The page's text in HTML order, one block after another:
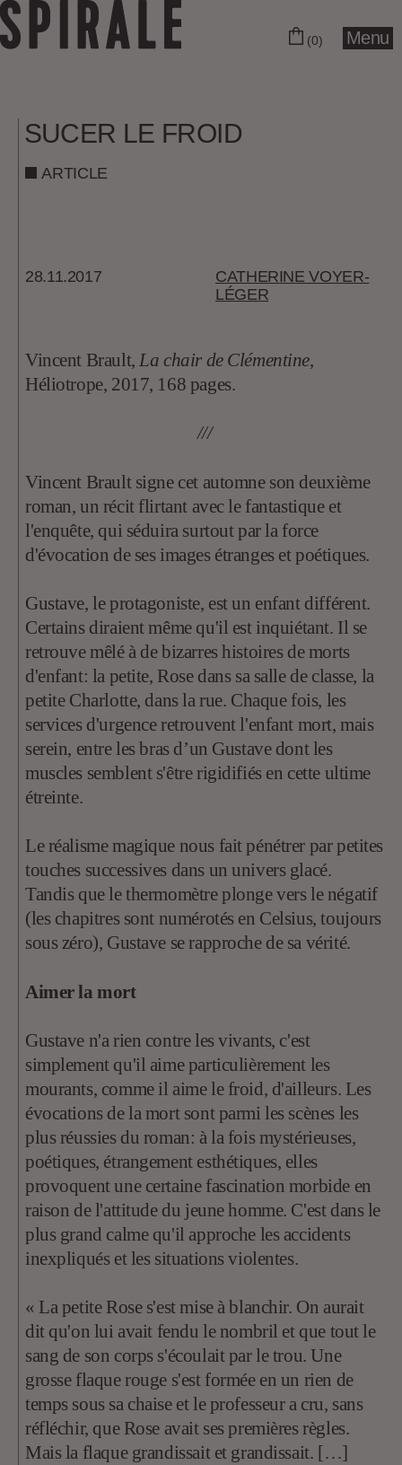
(0) Menu
SUCER LE FROID
ARTICLE
28.11.2017
CATHERINE VOYER-
LÉGER
Vincent Brault,La chair de Clémentine,
Héliotrope, 2017, 168 pages.
///
Vincent Brault signe cet automne son deuxième
roman, un récit flirtant avec le fantastique et
l'enquête, qui séduira surtout par la force
d'évocation de ses images étranges et poétiques.
Gustave, le protagoniste, est un enfant différent.
Certains diraient même qu'il est inquiétant. Il se
retrouve mêlé à de bizarres histoires de morts
d'enfant: la petite, Rose dans sa salle de classe, la
petite Charlotte, dans la rue. Chaque fois, les
services d'urgence retrouvent l'enfant mort, mais
serein, entre les bras d’un Gustave dont les
muscles semblent s'être rigidifiés en cette ultime
étreinte.
Le réalisme magique nous fait pénétrer par petites
touches successives dans un univers glacé.
Tandis que le thermomètre plonge vers le négatif
(les chapitres sont numérotés en Celsius, toujours
sous zéro), Gustave se rapproche de sa vérité.
Aimer la mort
Gustave n'a rien contre les vivants, c'est
simplement qu'il aime particulièrement les
mourants, comme il aime le froid, d'ailleurs. Les
évocations de la mort sont parmi les scènes les
plus réussies du roman: à la fois mystérieuses,
poétiques, étrangement esthétiques, elles
provoquent une certaine fascination morbide en
raison de l'attitude du jeune homme. C'est dans le
plus grand calme qu'il approche les accidents
inexpliqués et les situations violentes.
« La petite Rose s'est mise à blanchir. On aurait
dit qu'on lui avait fendu le nombril et que tout le
sang de son corps s'écoulait par le trou. Une
grosse flaque rouge s'est formée en un rien de
temps sous sa chaise et le professeur a cru, sans
réfléchir, que Rose avait ses premières règles.
Mais la flaque grandissait et grandissait. […]